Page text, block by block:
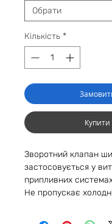
Кількість *
Купити
Зворотний клапан
застосовується у
припливних системах
Не пропускає
вентиляції від